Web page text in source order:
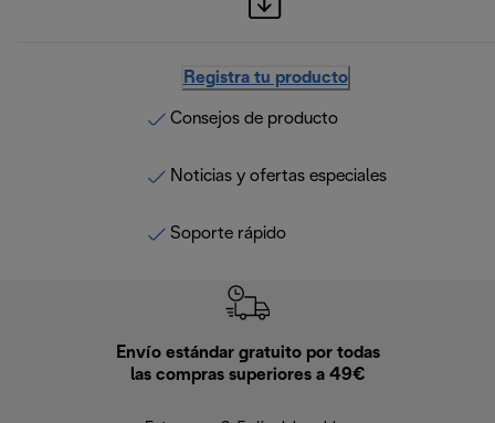
Registra tu producto
Consejos de producto
Noticias y ofertas especiales
Soporte rápido
Envío estándar gratuito por todas
las compras superiores a 49€